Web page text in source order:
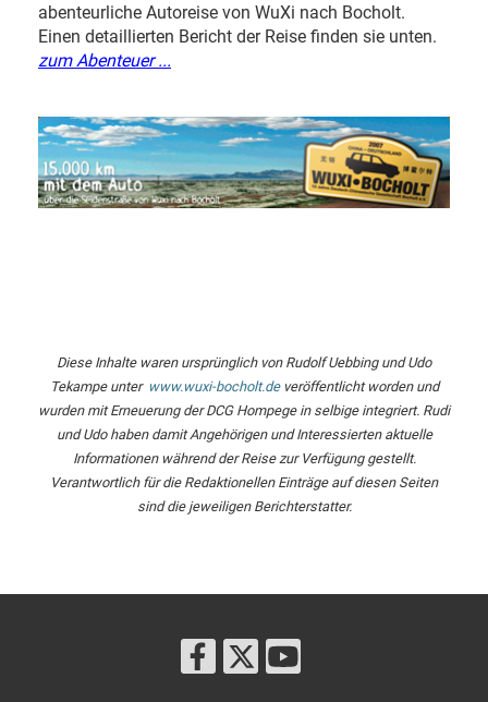
abenteurliche Autoreise von WuXi nach Bocholt.
Einen detaillierten Bericht der Reise finden sie unten.
zum Abenteuer ...
Diese Inhalte waren ursprünglich von Rudolf Uebbing und Udo
Tekampe unter www.wuxi-bocholt.deveröffentlicht worden und
wurden mit Erneuerung der DCG Hompege in selbige integriert. Rudi
und Udo haben damit Angehörigen und Interessierten aktuelle
Informationen während der Reise zur Verfügung gestellt.
Verantwortlich für die Redaktionellen Einträge auf diesen Seiten
sind die jeweiligen Berichterstatter.